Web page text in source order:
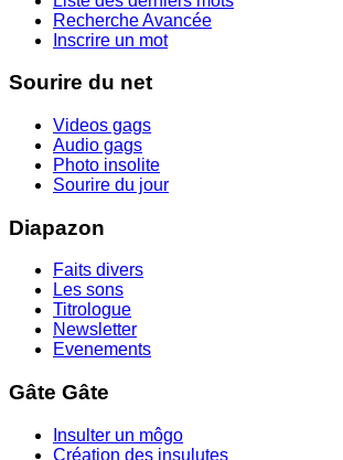
Recherche Avancée
Inscrire un mot
Sourire du net
Videos gags
Audio gags
Photo insolite
Sourire du jour
Diapazon
Faits divers
Les sons
Titrologue
Newsletter
Evenements
Gâte Gâte
Insulter un môgo
Création des insulutes